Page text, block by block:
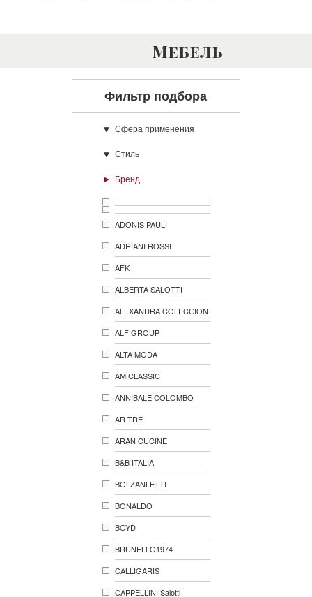
Мебель
Фильтр подбора
Сфера применения
Стиль
Бренд
ADONIS PAULI
ADRIANI ROSSI
AFK
ALBERTA SALOTTI
ALEXANDRA COLECСION
ALF GROUP
ALTA MODA
AM CLASSIC
ANNIBALE COLOMBO
AR-TRE
ARAN CUCINE
B&B ITALIA
BOLZANLETTI
BONALDO
BOYD
BRUNELLO1974
CALLIGARIS
CAPPELLINI Salotti